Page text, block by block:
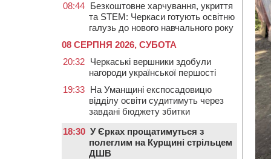
08:44 Безкоштовне харчування, укриття
та STEM: Черкаси готують освітню
галузь до нового навчального року
08 СЕРПНЯ 2026, СУБОТА
20:32 Черкаські вершники здобули
нагороди української першості
19:33 На Уманщині експосадовицю
відділу освіти судитимуть через
завдані бюджету збитки
18:30 У Єрках прощатимуться з
полеглим на Курщині стрільцем
ДШВ